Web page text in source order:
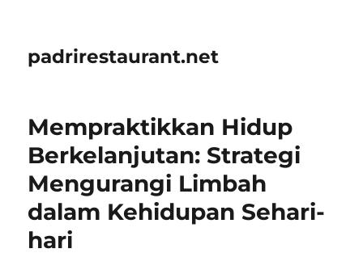
padrirestaurant.net
Mempraktikkan Hidup
Berkelanjutan: Strategi
Mengurangi Limbah
dalam Kehidupan Sehari-
hari